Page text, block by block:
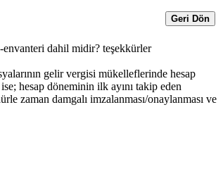
Geri Dön
dahil midir? teşekkürler
gelir vergisi mükelleflerinde hesap
hesap döneminin ilk ayını takip eden
zaman damgalı imzalanması/onaylanması ve